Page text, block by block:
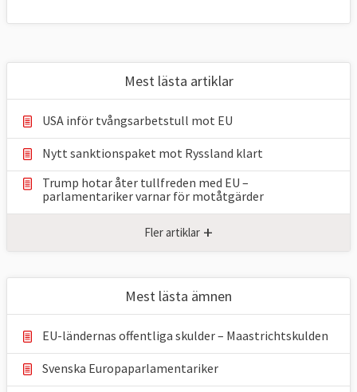
Mest lästa artiklar
USA inför tvångsarbetstull mot EU
Nytt sanktionspaket mot Ryssland klart
Trump hotar åter tullfreden med EU –
parlamentariker ⁠varnar för motåtgärder
Fler artiklar +
Mest lästa ämnen
EU-ländernas offentliga skulder – Maastrichtskulden
Svenska Europaparlamentariker